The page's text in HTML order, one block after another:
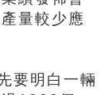
量較少應
要明白一輛